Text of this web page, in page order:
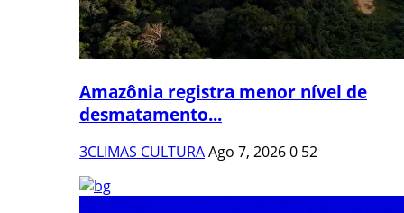
Amazônia registra menor nível de
desmatamento...
3CLIMAS CULTURAAgo 7, 20260 52